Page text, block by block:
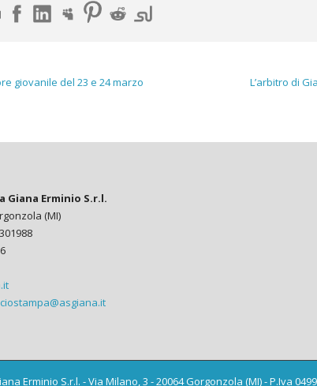
giovanile del 23 e 24 marzo L’arbitro di
Giana Erminio S.r.l.
(MI)
Erminio S.r.l. - Via Milano, 3 - 20064 Gorgonzola (MI) - P.Iva